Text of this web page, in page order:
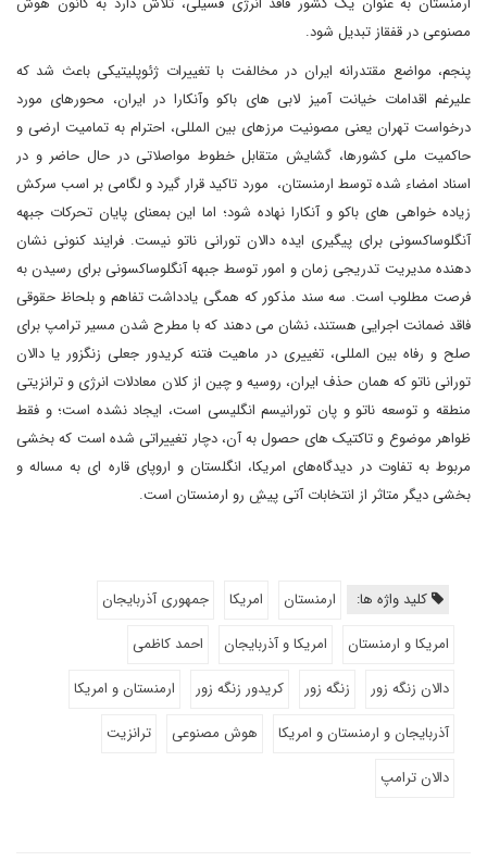
مصنوعی در قفقاز تبدیل شود.
پنجم، مواضع مقتدرانه ایران در مخالفت با تغییرات ژئوپلیتیکی باعث شد که
علیرغم اقدامات خیانت آمیز لابی های باکو وآنکارا در ایران، محورهای مورد
درخواست تهران یعنی مصونیت مرزهای بین المللی، احترام به تمامیت ارضی و
حاکمیت ملی کشورها، گشایش متقابل خطوط مواصلاتی در حال حاضر و در
اسناد امضاء شده توسط ارمنستان، مورد تاکید قرار گیرد و لگامی بر اسب سرکش
زیاده خواهی های باکو و آنکارا نهاده شود؛ اما این بمعنای پایان تحرکات جبهه
آنگلوساکسونی برای پیگیری ایده دالان تورانی ناتو نیست. فرایند کنونی نشان
دهنده مدیریت تدریجی زمان و امور توسط جبهه آنگلوساکسونی برای رسیدن به
فرصت مطلوب است. سه سند مذکور که همگی یادداشت تفاهم و بلحاظ حقوقی
فاقد ضمانت اجرایی هستند، نشان می دهند که با مطرح شدن مسیر ترامپ برای
صلح و رفاه بین المللی، تغییری در ماهیت فتنه کریدور جعلی زنگزور یا دالان
تورانی ناتو که همان حذف ایران، روسیه و چین از کلان معادلات انرژی و ترانزیتی
منطقه و توسعه ناتو و پان تورانیسم انگلیسی است، ایجاد نشده است؛ و فقط
ظواهر موضوع و تاکتیک های حصول به آن، دچار تغییراتی شده است که بخشی
مربوط به تفاوت در دیدگاه‌های امریکا، انگلستان و اروپای قاره ای به مساله و
بخشی دیگر متاثر از انتخابات آتی پیشِ رو ارمنستان است.
کلید واژه ها: ارمنستان امریکا
جمهوری آذربایجان
امریکا و ارمنستان
امریکا و آذربایجان
احمد کاظمی
دالان زنگه زور
زنگه زور کریدور زنگه زور
ارمنستان و امریکا
آذربایجان و ارمنستان و امریکا
هوش مصنوعی
ترانزیت
دالان ترامپ